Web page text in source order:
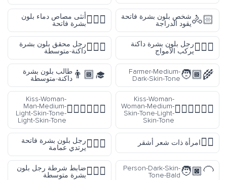
🚴🏻شخص بلون بشرة فاتحة
يقود الدراجة
🧛🏻‍♀️أنثى مصاص دماء بلون
بشرة فاتحة
🏄🏿‍♂️رجل بلون بشرة داكنة
يركب الأمواج
🕵🏾‍♂️رجل محقق بلون بشرة
داكنة-متوسطة
🧑🏾‍🌾
Farmer-Medium-
Dark-Skin-Tone
👨🏾‍🎓 طالب بلون بشرة
داكنة-متوسطة
👩🏽‍❤️‍💋‍👩🏻
Kiss-Woman-
Woman-Medium-
Skin-Tone-Light-
Skin-Tone
👩🏼‍❤️‍💋‍👨🏻
Kiss-Woman-
Man-Medium-
Light-Skin-Tone-
Light-Skin-Tone
👱‍♀️امرأة ذات شعر أشقر 👳🏻‍♂️رجل بلون بشرة فاتحة
يرتدي عمامة
🧑🏿‍🦲
Person-Dark-Skin-
Tone-Bald
👮🏽‍♂️ضابط شرطة رجل بلون
بشرة متوسطة